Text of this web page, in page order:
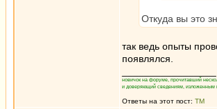
Откуда вы это
так ведь опыты
появлялся.
новичок на форуме, прочитавший
и доверяющий сведениям, изложенным
Ответы на этот пост: ТМ